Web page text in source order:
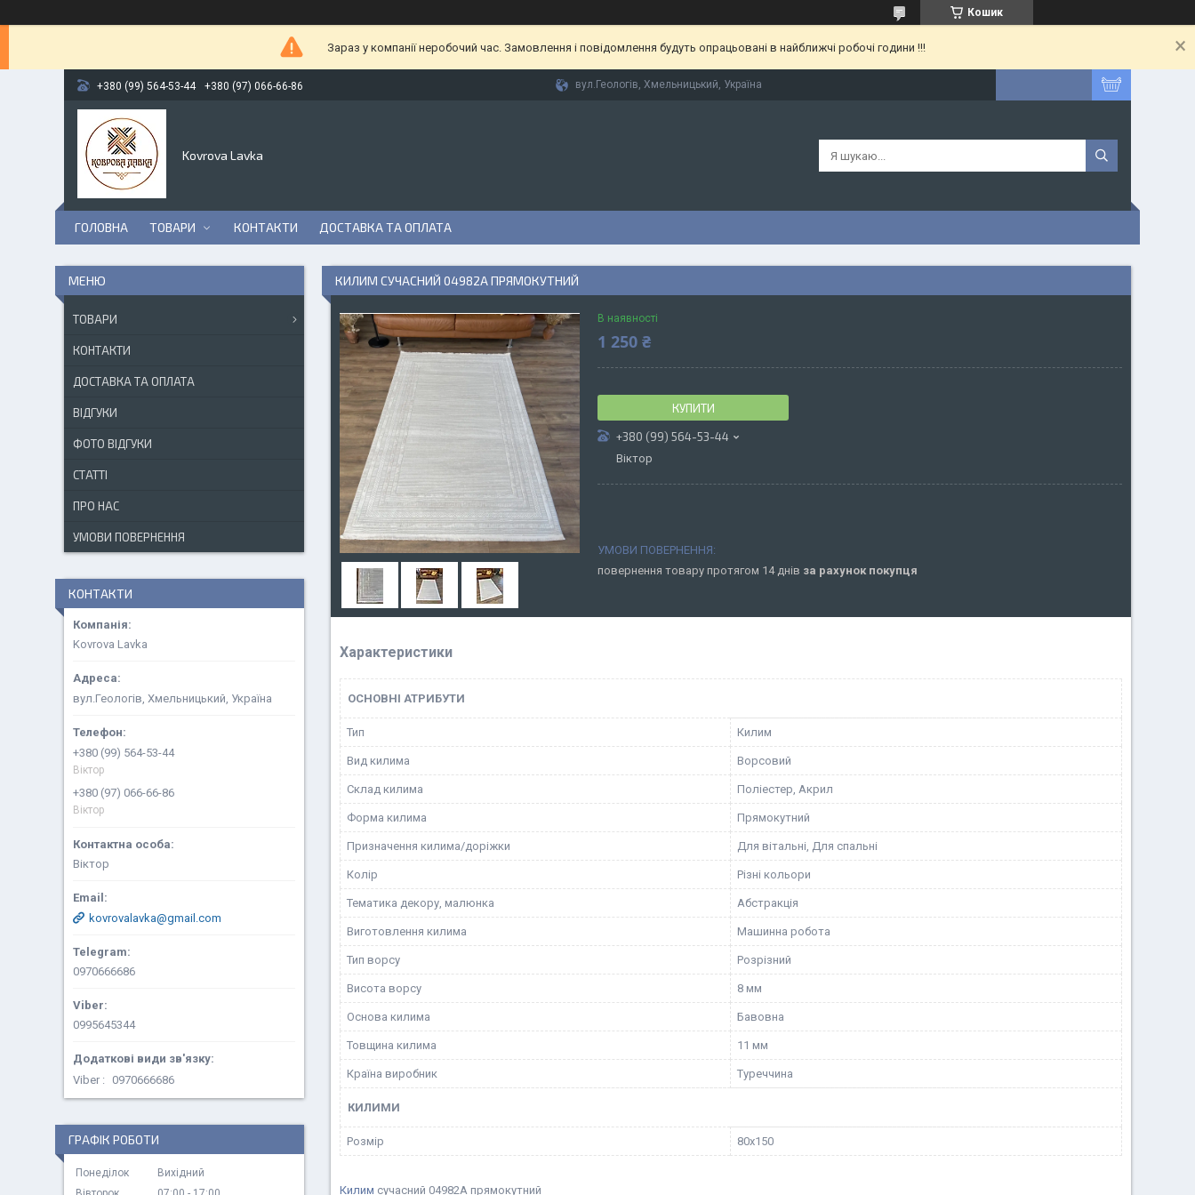
Кошик
Зараз у компанії неробочий час. Замовлення і повідомлення будуть опрацьовані в найближчі робочі години !!!
+380 (99) 564-53-44 +380 (97) 066-66-86 вул.Геологів, Хмельницький, Україна
Kovrova Lavka
ГОЛОВНА ТОВАРИ КОНТАКТИ ДОСТАВКА ТА ОПЛАТА
КИЛИМ СУЧАСНИЙ 04982А ПРЯМОКУТНИЙ
В наявності
1 250 ₴
КУПИТИ
+380 (99) 564-53-44
Віктор
повернення товару протягом 14 днів за рахунок покупця
Характеристики
ОСНОВНІ АТРИБУТИ
Тип Килим
Вид килима Ворсовий
Склад килима Поліестер, Акрил
Форма килима Прямокутний
Призначення килима/доріжки Для вітальні, Для спальні
Колір Різні кольори
Тематика декору, малюнка Абстракція
Виготовлення килима Машинна робота
Тип ворсу Розрізний
Висота ворсу 8 мм
Основа килима Бавовна
Товщина килима 11 мм
Країна виробник Туреччина
КИЛИМИ
Розмір 80х150
Килим сучасний 04982А прямокутний
ТОВАРИ
КОНТАКТИ
ДОСТАВКА ТА ОПЛАТА
ВІДГУКИ
ФОТО ВІДГУКИ
СТАТТІ
ПРО НАС
УМОВИ ПОВЕРНЕННЯ
КОНТАКТИ
Kovrova Lavka
вул.Геологів, Хмельницький, Україна
+380 (99) 564-53-44
Віктор
+380 (97) 066-66-86
Віктор
Віктор
kovrovalavka@gmail.com
0970666686
0995645344
Viber 0970666686
ГРАФІК РОБОТИ
Понеділок
Вихідний